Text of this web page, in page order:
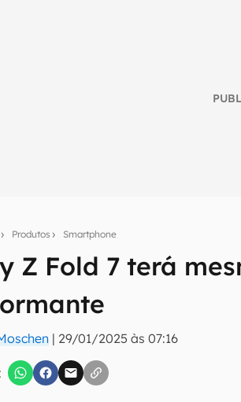
Produtos Smartphone
Z Fold 7 terá
| 29/01/2025 às 07:16
Seu resumo inteligente do mundo tech!
a newsletter do Canaltech e receba